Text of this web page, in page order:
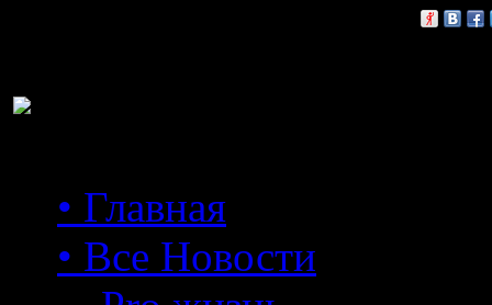
• Главная
• Все Новости